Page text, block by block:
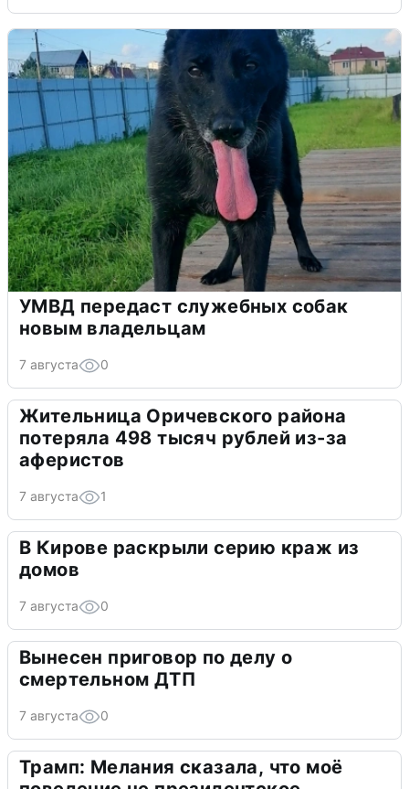
УМВД передаст служебных собак
новым владельцам
7 августа 0
Жительница Оричевского района
потеряла 498 тысяч рублей из-за
аферистов
7 августа 1
В Кирове раскрыли серию краж из
домов
7 августа 0
Вынесен приговор по делу о
смертельном ДТП
7 августа 0
Трамп: Мелания сказала, что моё